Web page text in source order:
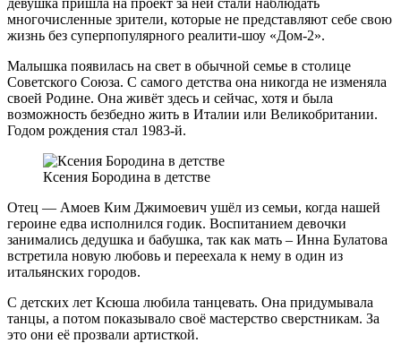
девушка пришла на проект за ней стали наблюдать
многочисленные зрители, которые не представляют себе свою
жизнь без суперпопулярного реалити-шоу «Дом-2».
Малышка появилась на свет в обычной семье в столице
Советского Союза. С самого детства она никогда не изменяла
своей Родине. Она живёт здесь и сейчас, хотя и была
возможность безбедно жить в Италии или Великобритании.
Годом рождения стал 1983-й.
Ксения Бородина в детстве
Отец — Амоев Ким Джимоевич ушёл из семьи, когда нашей
героине едва исполнился годик. Воспитанием девочки
занимались дедушка и бабушка, так как мать – Инна Булатова
встретила новую любовь и переехала к нему в один из
итальянских городов.
С детских лет Ксюша любила танцевать. Она придумывала
танцы, а потом показывало своё мастерство сверстникам. За
это они её прозвали артисткой.